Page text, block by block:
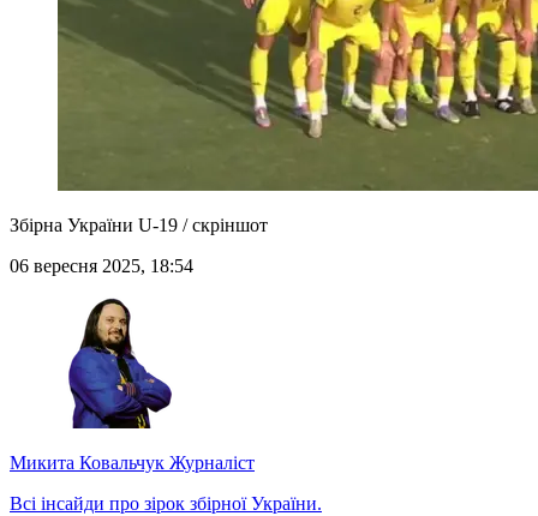
Збірна України U-19 / скріншот
06 вересня 2025, 18:54
Микита Ковальчук Журналіст
Всі інсайди про зірок збірної України.